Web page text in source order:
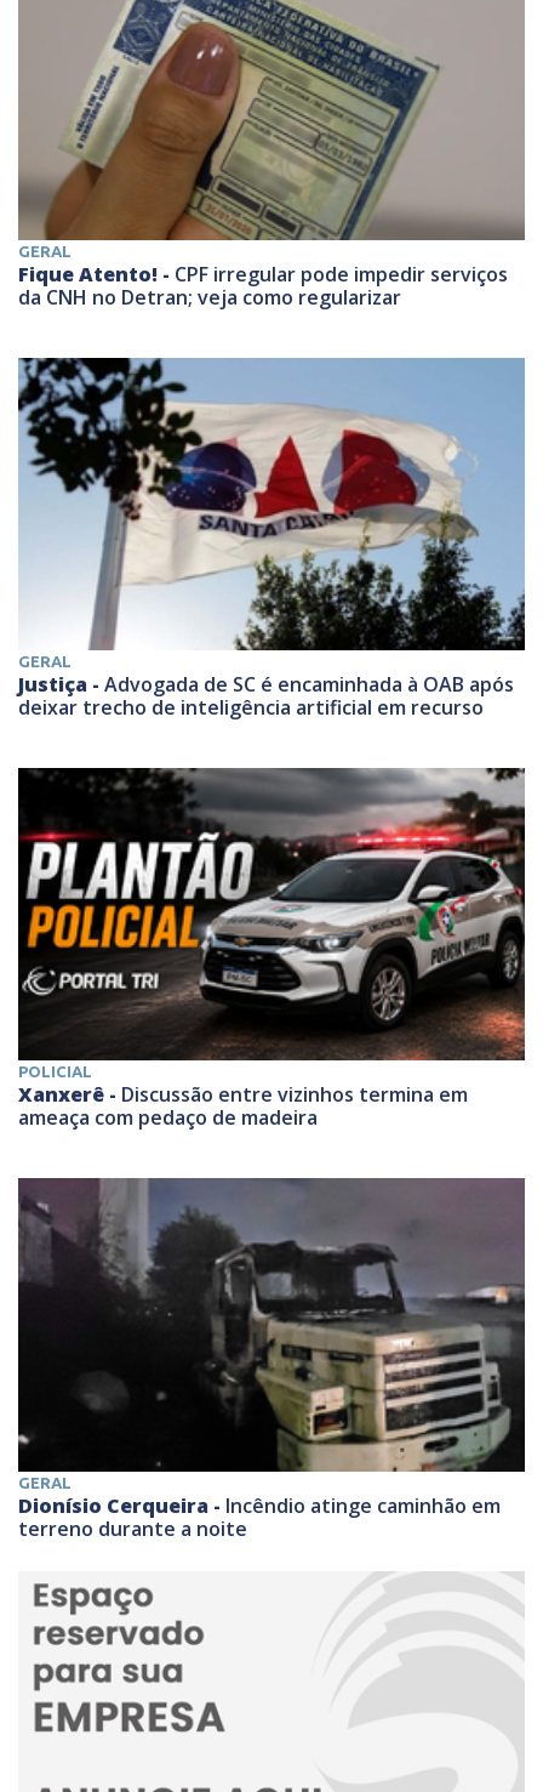
GERAL
Fique Atento! - CPF irregular pode impedir serviços
da CNH no Detran; veja como regularizar
GERAL
Justiça - Advogada de SC é encaminhada à OAB após
deixar trecho de inteligência artificial em recurso
POLICIAL
Xanxerê - Discussão entre vizinhos termina em
ameaça com pedaço de madeira
GERAL
Dionísio Cerqueira - Incêndio atinge caminhão em
terreno durante a noite